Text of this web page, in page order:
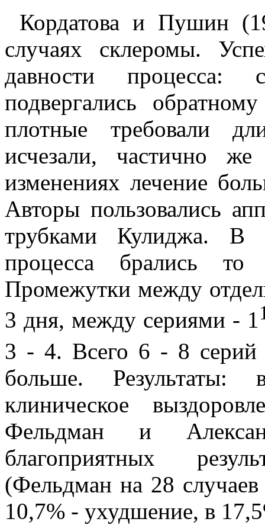
Кордатова и Пушин
случаях склеромы.
давности процесса:
подвергались
плотные требовали
исчезали, частично
изменениях лечение
Авторы пользовались
трубками Кулиджа. В
процесса брались
Промежутки между
3 дня, между сериями - 1
3 - 4. Всего 6 - 8 серий
больше. Результаты:
клиническое
Фельдман и
благоприятных
(Фельдман на 28
10,7% - ухудшение, в